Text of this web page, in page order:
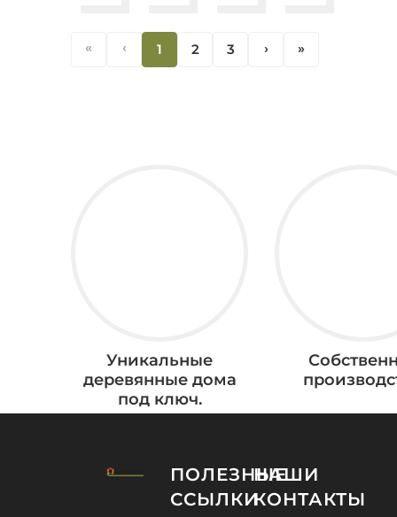
« ‹ 1 2 3 ‹ «
Уникальные
деревянные дома
под ключ.
ПОЛЕЗНЫЕ
ССЫЛКИ
НАШИ
КОНТАКТЫ